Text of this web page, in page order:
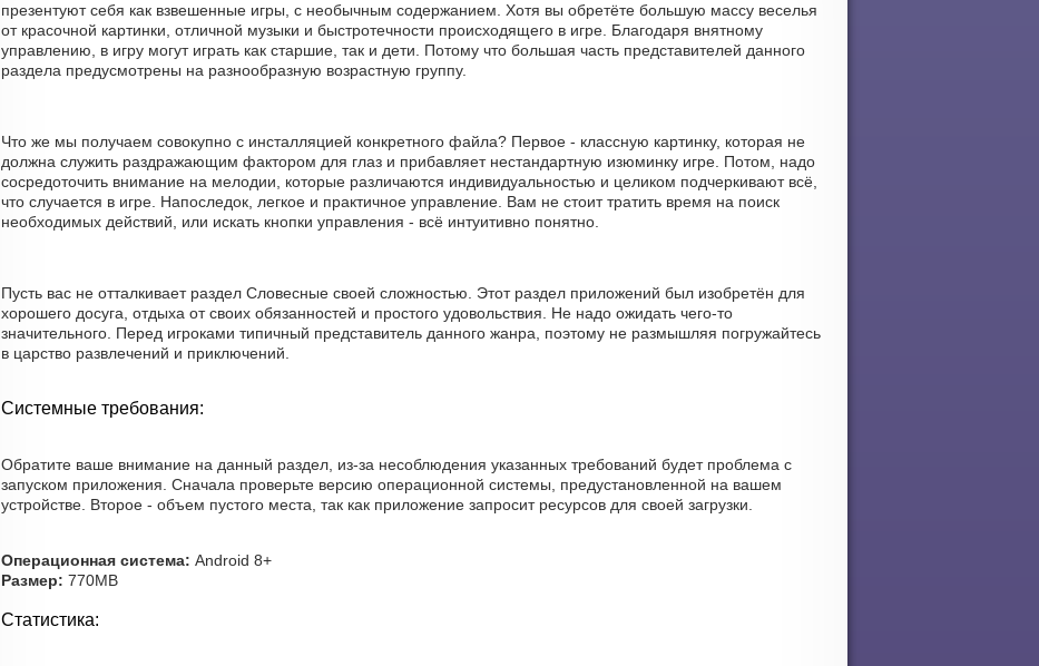
презентуют себя как взвешенные игры, с необычным содержанием. Хотя вы обретёте большую массу веселья
от красочной картинки, отличной музыки и быстротечности происходящего в игре. Благодаря внятному
управлению, в игру могут играть как старшие, так и дети. Потому что большая часть представителей данного
раздела предусмотрены на разнообразную возрастную группу.
Что же мы получаем совокупно с инсталляцией конкретного файла? Первое - классную картинку, которая не
должна служить раздражающим фактором для глаз и прибавляет нестандартную изюминку игре. Потом, надо
сосредоточить внимание на мелодии, которые различаются индивидуальностью и целиком подчеркивают всё,
что случается в игре. Напоследок, легкое и практичное управление. Вам не стоит тратить время на поиск
необходимых действий, или искать кнопки управления - всё интуитивно понятно.
Пусть вас не отталкивает раздел Словесные своей сложностью. Этот раздел приложений был изобретён для
хорошего досуга, отдыха от своих обязанностей и простого удовольствия. Не надо ожидать чего-то
значительного. Перед игроками типичный представитель данного жанра, поэтому не размышляя погружайтесь
в царство развлечений и приключений.
Системные требования:
Обратите ваше внимание на данный раздел, из-за несоблюдения указанных требований будет проблема с
запуском приложения. Сначала проверьте версию операционной системы, предустановленной на вашем
устройстве. Второе - объем пустого места, так как приложение запросит ресурсов для своей загрузки.
Операционная система: Android 8+
Размер: 770MB
Статистика: